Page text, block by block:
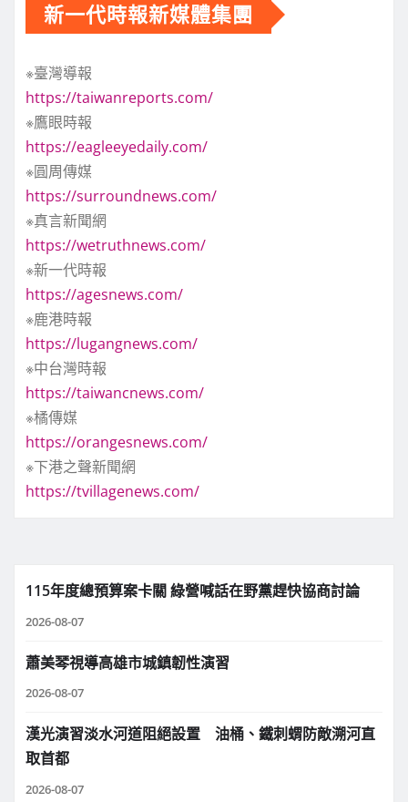
新一代時報新媒體集團
※臺灣導報
https://taiwanreports.com/
※鷹眼時報
https://eagleeyedaily.com/
※圓周傳媒
https://surroundnews.com/
※真言新聞網
https://wetruthnews.com/
※新一代時報
https://agesnews.com/
※鹿港時報
https://lugangnews.com/
※中台灣時報
https://taiwancnews.com/
※橘傳媒
https://orangesnews.com/
※下港之聲新聞網
https://tvillagenews.com/
115年度總預算案卡關 綠營喊話在野黨趕快協商討論
2026-08-07
蕭美琴視導高雄市城鎮韌性演習
2026-08-07
漢光演習淡水河道阻絕設置 油桶、鐵刺蝟防敵溯河直
取首都
2026-08-07